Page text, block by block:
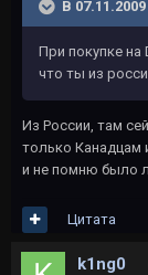
В
При покупке на
что ты из
Из России, там
только Канадцам
и не помню было
Цитата
k1ng0